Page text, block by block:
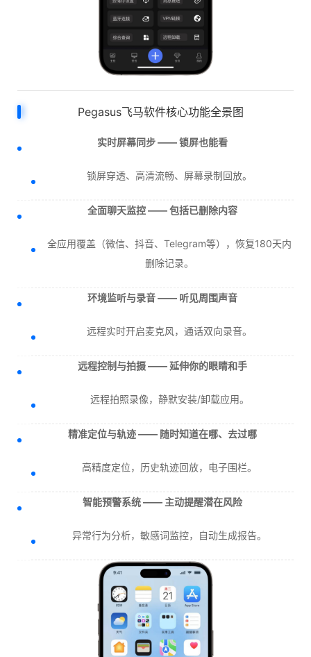
Pegasus飞马软件核心功能全景图
实时屏幕同步 —— 锁屏也能看
锁屏穿透、高清流畅、屏幕录制回放。
全面聊天监控 —— 包括已删除内容
全应用覆盖（微信、抖音、Telegram等），恢复180天内
删除记录。
环境监听与录音 —— 听见周围声音
远程实时开启麦克风，通话双向录音。
远程控制与拍摄 —— 延伸你的眼睛和手
远程拍照录像，静默安装/卸载应用。
精准定位与轨迹 —— 随时知道在哪、去过哪
高精度定位，历史轨迹回放，电子围栏。
智能预警系统 —— 主动提醒潜在风险
异常行为分析，敏感词监控，自动生成报告。